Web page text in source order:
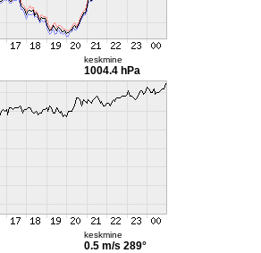
keskmine
1004.4 hPa
keskmine
0.5 m/s 289°